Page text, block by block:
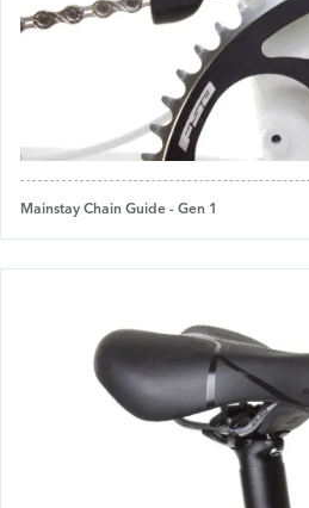
Mainstay Chain Guide - Gen 1